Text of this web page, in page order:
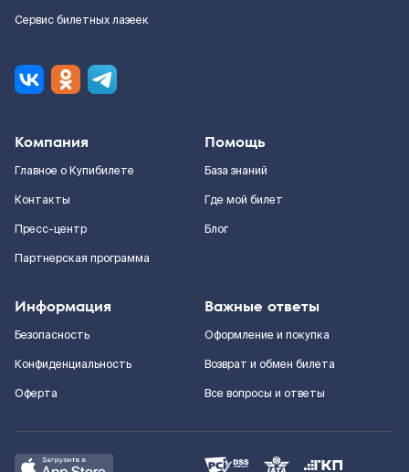
Сервис билетных лазеек
Компания
Главное о Купибилете
Контакты
Пресс-центр
Партнерская программа
Помощь
База знаний
Где мой билет
Блог
Информация
Безопасность
Конфиденциальность
Оферта
Важные ответы
Оформление и покупка
Возврат и обмен билета
Все вопросы и ответы